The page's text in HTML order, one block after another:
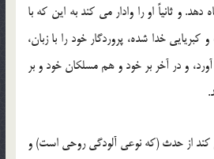
و ثانیاً او را وادار می كند به این كه با
خدا شده، پروردگار خود را با زبان،
و در آخر بر خود و هم مسلكان خود و بر
كند از حدث (كه نوعی آلودگی روحی است) و